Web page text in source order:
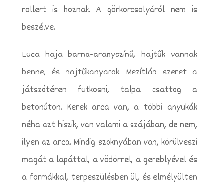
rollert is hoznak. A görkorcsolyáról nem is
beszélve.
Luca haja barna-aranyszínű, hajtűk vannak
benne, és hajtűkanyarok. Mezítláb szeret a
játszótéren futkosni, talpa csattog a
betonúton. Kerek arca van, a többi anyukák
néha azt hiszik, van valami a szájában, de nem,
ilyen az arca. Mindig szoknyában van, körülveszi
magát a lapáttal, a vödörrel, a gereblyével és
a formákkal, terpeszülésben ül, és elmélyülten